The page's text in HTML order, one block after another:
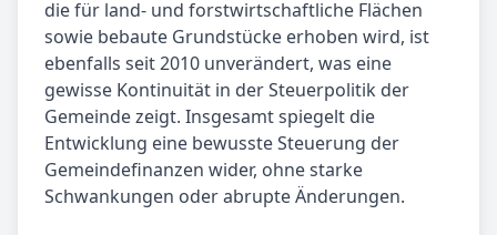
die für land- und forstwirtschaftliche Flächen
sowie bebaute Grundstücke erhoben wird, ist
ebenfalls seit 2010 unverändert, was eine
gewisse Kontinuität in der Steuerpolitik der
Gemeinde zeigt. Insgesamt spiegelt die
Entwicklung eine bewusste Steuerung der
Gemeindefinanzen wider, ohne starke
Schwankungen oder abrupte Änderungen.